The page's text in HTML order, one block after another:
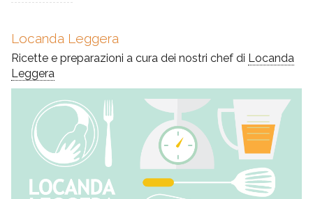
Locanda Leggera
Ricette e preparazioni a cura dei nostri chef di Locanda
Leggera